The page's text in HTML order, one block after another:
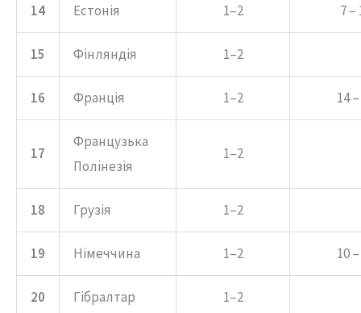
14 Естонія 1–2 7 –
15 Фінляндія 1–2
16 Франція 1–2 14
17
Французька
Полінезія
1–2
18 Грузія 1–2
19 Німеччина 1–2 10
20 Гібралтар 1–2